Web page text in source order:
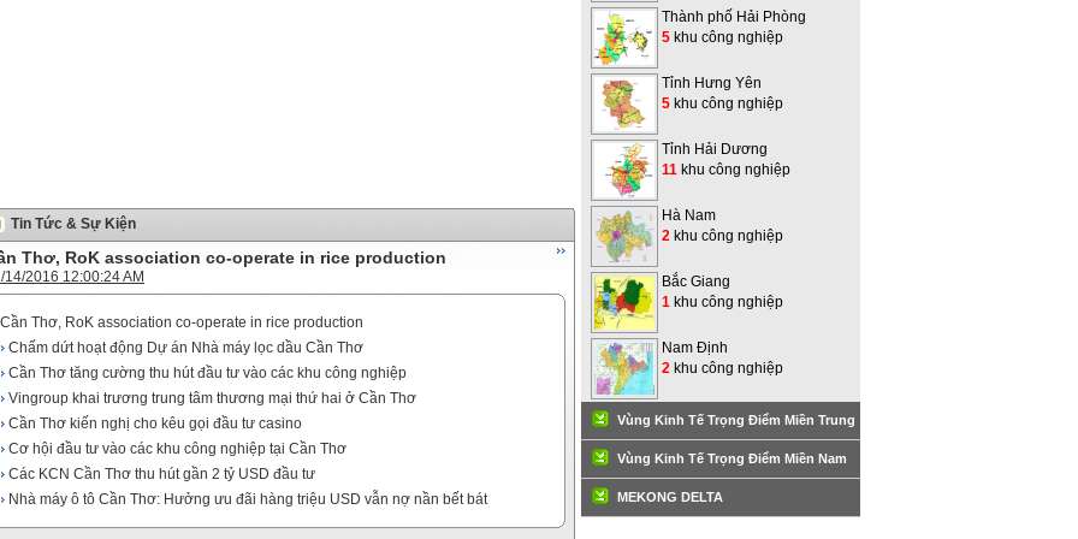
Tin Tức & Sự Kiện
Thơ, RoK association co-operate in rice production
14/2016 12:00:24 AM
Cần Thơ, RoK association co-operate in rice production
Chấm dứt hoạt động Dự án Nhà máy lọc dầu Cần Thơ
Cần Thơ tăng cường thu hút đầu tư vào các khu công nghiệp
Vingroup khai trương trung tâm thương mại thứ hai ở Cần Thơ
Cần Thơ kiến nghị cho kêu gọi đầu tư casino
Cơ hội đầu tư vào các khu công nghiệp tại Cần Thơ
Các KCN Cần Thơ thu hút gần 2 tỷ USD đầu tư
Nhà máy ô tô Cần Thơ: Hưởng ưu đãi hàng triệu USD vẫn nợ nần bết bát
Thành phố Hải Phòng
5 khu công nghiệp
Tỉnh Hưng Yên
5 khu công nghiệp
Tỉnh Hải Dương
11 khu công nghiệp
Hà Nam
2 khu công nghiệp
Bắc Giang
1 khu công nghiệp
Nam Định
2 khu công nghiệp
Vùng Kinh Tế Trọng Điểm Miền Trung
Vùng Kinh Tế Trọng Điểm Miền Nam
MEKONG DELTA